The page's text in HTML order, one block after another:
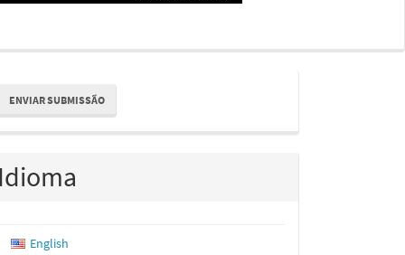
ENVIAR SUBMISSÃO
Idioma
English